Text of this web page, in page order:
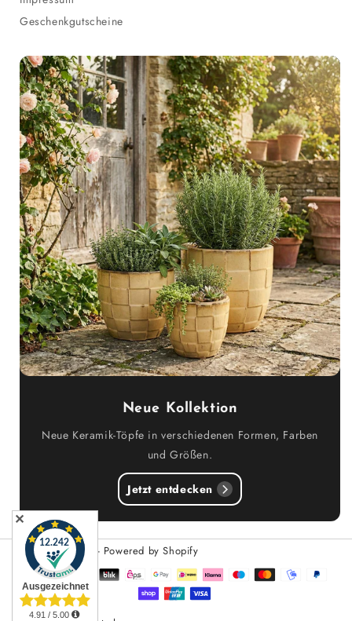
Geschenkgutscheine
Neue Kollektion
Neue Keramik-Töpfe in verschiedenen Formen, Farben
und Größen.
Jetzt entdecken
© 2026,Teramico - Powered by Shopify
Zahlungsmethoden
✕